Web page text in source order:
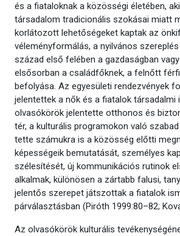
és a fiataloknak a közösségi életében,
társadalom tradicionális szokásai miatt
korlátozott lehetőségeket kaptak az
véleményformálás, a nyilvános
század első felében a gazdaságban
elsősorban a családfőknek, a felnőtt
befolyása. Az egyesületi rendezvények
jelentettek a nők és a fiatalok társadalmi
olvasókörök jelentette otthonos és
tér, a kulturális programokon való
tette számukra is a közösség előtti
képességeik bemutatását, személyes
szélesítését, új kommunikációs rutinok
alkalmak, különösen a zártabb falusi,
jelentős szerepet játszottak a fiatalok
párválasztásban (Piróth 1999:80–82;
Az olvasókörök kulturális